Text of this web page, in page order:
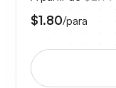
$1.80/para